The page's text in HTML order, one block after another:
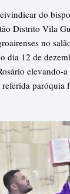
do
Distrito Vila
no
12 de